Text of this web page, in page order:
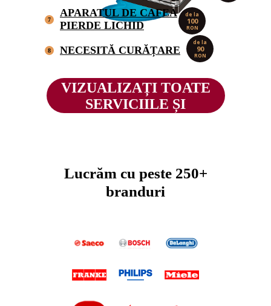
7
APARATUL DE CAFEA
PIERDE LICHID
de la
100
RON
8 NECESITĂ CURĂȚARE
de la
90
RON
VIZUALIZAȚI TOATE
SERVICIILE ȘI
Lucrăm cu peste 250+
branduri